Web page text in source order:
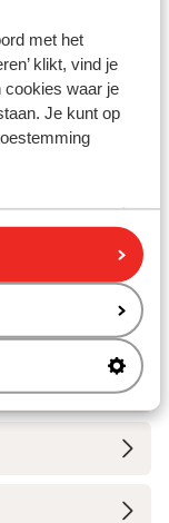
met het
klikt, vind je
cookies waar je
Je kunt op